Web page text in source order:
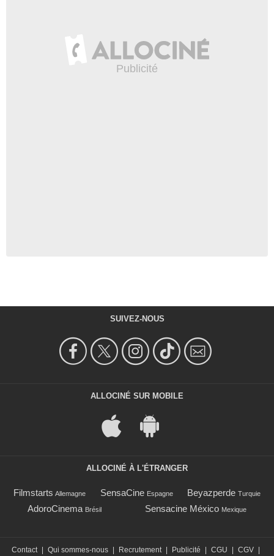
SUIVEZ-NOUS
ALLOCINÉ SUR MOBILE
ALLOCINÉ À L'ÉTRANGER
Filmstarts Allemagne SensaCine Espagne Beyazperde Turquie
AdoroCinema Brésil Sensacine México Mexique
Contact Qui sommes-nous Recrutement Publicité CGU CGV